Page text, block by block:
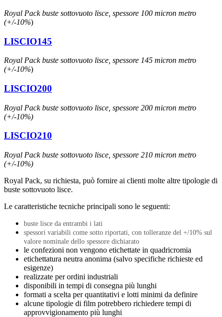
Royal Pack buste sottovuoto lisce, spessore 100 micron metro
(+/-10%)
LISCIO145
Royal Pack buste sottovuoto lisce, spessore 145 micron metro
(+/-10%)
LISCIO200
Royal Pack buste sottovuoto lisce, spessore 200 micron metro
(+/-10%)
LISCIO210
Royal Pack buste sottovuoto lisce, spessore 210 micron metro
(+/-10%)
Royal Pack, su richiesta, può fornire ai clienti molte altre tipologie di
buste sottovuoto lisce.
Le caratteristiche tecniche principali sono le seguenti:
buste lisce da entrambi i lati
spessori variabili come sotto riportati, con tolleranze del +/10% sul
valore nominale dello spessore dichiarato
le confezioni non vengono etichettate in quadricromia
etichettatura neutra anonima (salvo specifiche richieste ed
esigenze)
realizzate per ordini industriali
disponibili in tempi di consegna più lunghi
formati a scelta per quantitativi e lotti minimi da definire
alcune tipologie di film potrebbero richiedere tempi di
approvvigionamento più lunghi